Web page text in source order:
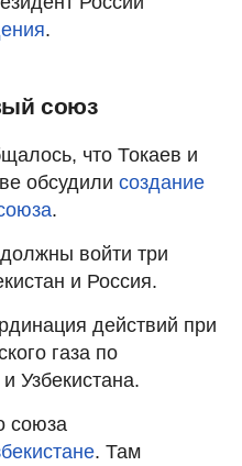
.
союз
что Токаев и
обсудили создание
.
войти три
и Россия.
действий при
газа по
Узбекистана.
союза
. Там